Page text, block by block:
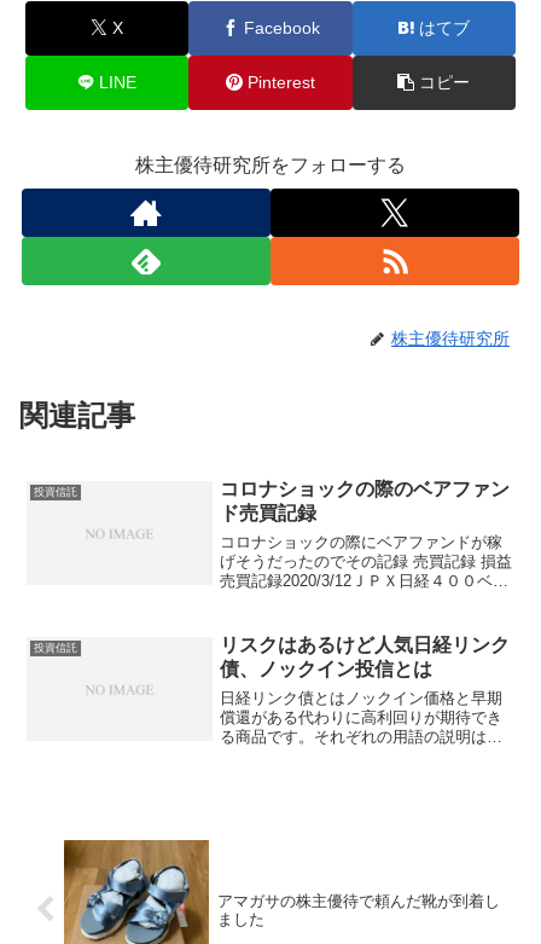
X Facebook はてブ
LINE Pinterest コピー
株主優待研究所をフォローする
株主優待研究所
関連記事
投資信託
コロナショックの際のベアファン
ド売買記録
コロナショックの際にベアファンドが稼
げそうだったのでその記録 売買記録 損益
売買記録2020/3/12ＪＰＸ日経４００ベア
上場投信136010株＋10株買い...
投資信託
リスクはあるけど人気日経リンク
債、ノックイン投信とは
日経リンク債とはノックイン価格と早期
償還がある代わりに高利回りが期待でき
る商品です。それぞれの用語の説明は後
アマガサの株主優待で頼んだ靴が到着し
ました